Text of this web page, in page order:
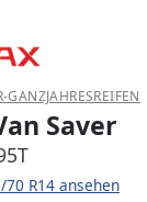
GANZJAHRESREIFEN
Saver
R14 ansehen